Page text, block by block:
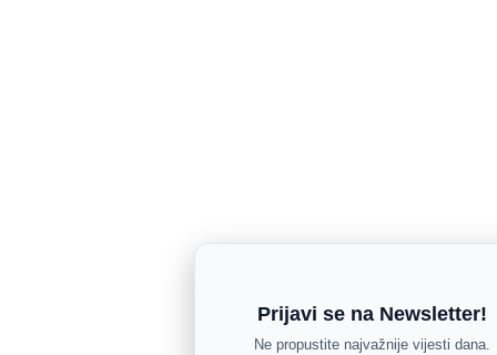
Prijavi se na Newsletter!
Ne propustite najvažnije vijesti dana.